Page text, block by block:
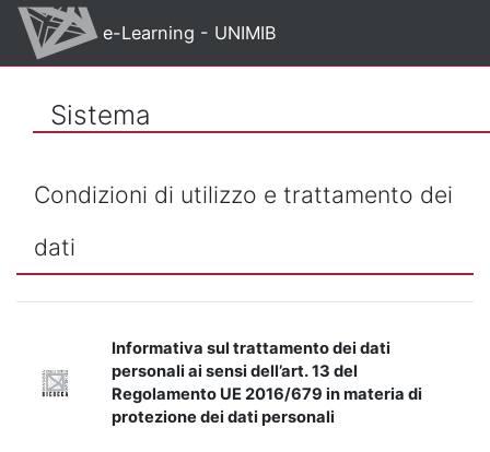
Vai al contenuto principale
e-Learning - UNIMIB
Sistema
Condizioni di utilizzo e trattamento dei
dati
Informativa sul trattamento dei dati
personali ai sensi dell’art. 13 del
Regolamento UE 2016/679 in materia di
protezione dei dati personali